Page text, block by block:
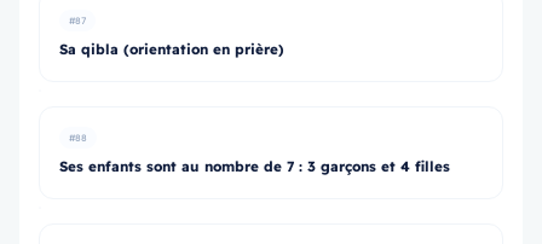
#87
Sa qibla (orientation en prière)
#88
Ses enfants sont au nombre de 7 : 3 garçons et 4 filles